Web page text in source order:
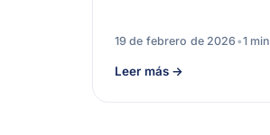
19 de febrero de 2026 •1 min
Leer más →